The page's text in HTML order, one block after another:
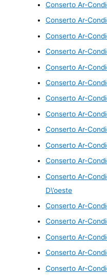
Conserto Ar-
Conserto Ar-
Conserto Ar-
Conserto Ar-
Conserto Ar-
Conserto Ar-
Conserto Ar-
Conserto Ar-
Conserto Ar-
Conserto Ar-
Conserto Ar-
Conserto Ar-
D\’oeste
Conserto Ar-
Conserto Ar-
Conserto Ar-
Conserto Ar-
Conserto Ar-